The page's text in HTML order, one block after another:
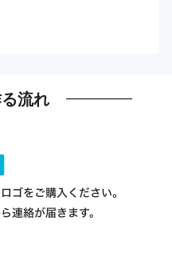
流れ